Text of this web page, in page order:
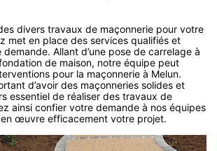
divers travaux de maçonnerie pour votre
met en place des services qualifiés et
Allant d’une pose de carrelage à
de maison, notre équipe peut
pour la maçonnerie à Melun.
d’avoir des maçonneries solides et
essentiel de réaliser des travaux de
ainsi confier votre demande à nos équipes
œuvre efficacement votre projet.